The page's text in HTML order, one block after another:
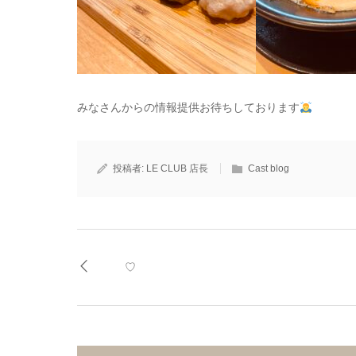
みなさんからの情報提供お待ちしております
投稿者: LE CLUB 店長 Cast blog
♡